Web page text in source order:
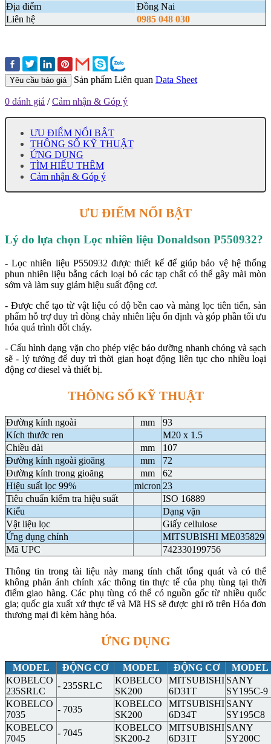
Địa điểm
Đồng Nai
Liên hệ
0985 048 030
Yêu cầu báo giá Sản phẩm Liên quan Data Sheet
0 đánh giá /Cảm nhận & Góp ý
ƯU ĐIỂM NỔI BẬT
THÔNG SỐ KỸ THUẬT
ỨNG DỤNG
TÌM HIỂU THÊM
Cảm nhận & Góp ý
ƯU ĐIỂM NỔI BẬT
Lý do lựa chọn Lọc nhiên liệu Donaldson P550932?
- Lọc nhiên liệu P550932 được thiết kế để giúp bảo vệ hệ thống
phun nhiên liệu bằng cách loại bỏ các tạp chất có thể gây mài mòn
sớm và làm suy giảm hiệu suất động cơ.
- Được chế tạo từ vật liệu có độ bền cao và màng lọc tiên tiến, sản
phẩm hỗ trợ duy trì dòng chảy nhiên liệu ổn định và góp phần tối ưu
hóa quá trình đốt cháy.
- Cấu hình dạng vặn cho phép việc bảo dưỡng nhanh chóng và sạch
sẽ - lý tưởng để duy trì thời gian hoạt động liên tục cho nhiều loại
động cơ diesel và thiết bị.
THÔNG SỐ KỸ THUẬT
Đường kính ngoài mm
93
Kích thước ren
M20 x 1.5
Chiều dài
mm
107
Đường kính ngoài gioăng
mm
72
Đường kính trong gioăng
mm
62
Hiệu suất lọc 99%
micron 23
Tiêu chuẩn kiểm tra hiệu suất
ISO 16889
Kiểu
Dạng vặn
Vật liệu lọc
Giấy cellulose
Ứng dụng chính
MITSUBISHI ME035829
Mã UPC
742330199756
Thông tin trong tài liệu này mang tính chất tổng quát và có thể
không phản ánh chính xác thông tin thực tế của phụ tùng tại thời
điểm giao hàng. Các phụ tùng có thể có nguồn gốc từ nhiều quốc
gia; quốc gia xuất xứ thực tế và Mã HS sẽ được ghi rõ trên Hóa đơn
thương mại đi kèm hàng hóa.
ỨNG DỤNG
MODEL ĐỘNG CƠ MODEL ĐỘNG CƠ
MODEL
KOBELCO
235SRLC
- 235SRLC
KOBELCO
SK200
MITSUBISHI
6D31T
SANY
SY195C-9
KOBELCO
7035
- 7035
KOBELCO
SK200
MITSUBISHI
6D34T
SANY
SY195C8
KOBELCO
7045
- 7045
KOBELCO
SK200-2
MITSUBISHI
6D31T
SANY
SY200C